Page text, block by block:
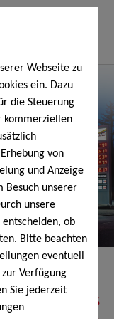
Webseite zu
ein. Dazu
die Steuerung
kommerziellen
von
und Anzeige
Besuch unserer
unsere
entscheiden, ob
Bitte beachten
eventuell
Verfügung
Sie jederzeit
Holzpellets